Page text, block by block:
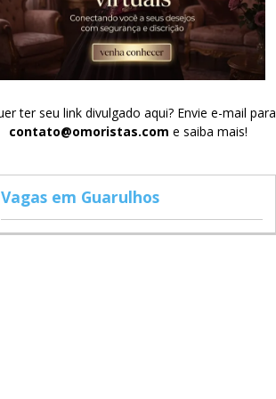
ter seu link divulgado aqui? Envie e-mail para
contato@omoristas.com e saiba mais!
Vagas em Guarulhos